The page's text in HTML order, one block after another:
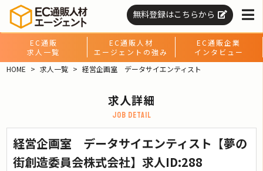
無料登録はこちらから
EC通販
求人一覧
EC通販人材
エージェントの強み
EC通販企業
インタビュー
HOME
求人一覧 経営企画室 データサイエンティスト
求人詳細
job detail
経営企画室 データサイエンティスト【夢の
街創造委員会株式会社】求人ID:288